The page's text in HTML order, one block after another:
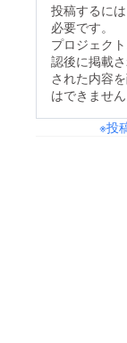
投稿するには
必要です。
プロジェク
認後に掲載
された内容
はできません
※投